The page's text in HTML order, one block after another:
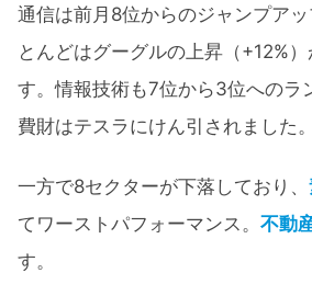
通信は前月8位からのジャンプア
とんどはグーグルの上昇（+12%
す。情報技術も7位から3位へのラ
費財はテスラにけん引されました。
一方で8セクターが下落しており、
てワーストパフォーマンス。 不動
す。